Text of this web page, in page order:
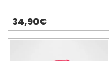
34,90€